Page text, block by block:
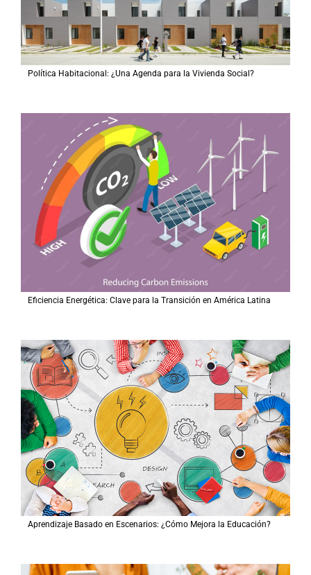
Política Habitacional: ¿Una Agenda para la Vivienda Social?
Eficiencia Energética: Clave para la Transición en América Latina
Aprendizaje Basado en Escenarios: ¿Cómo Mejora la Educación?